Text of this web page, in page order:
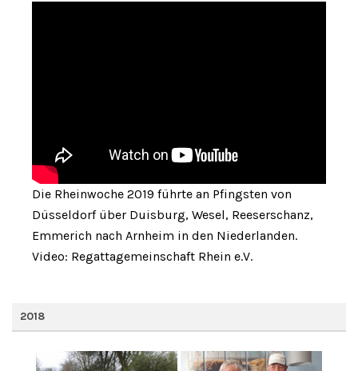
Die Rheinwoche 2019 führte an Pfingsten von
Düsseldorf über Duisburg, Wesel, Reeserschanz,
Emmerich nach Arnheim in den Niederlanden.
Video: Regattagemeinschaft Rhein e.V.
2018